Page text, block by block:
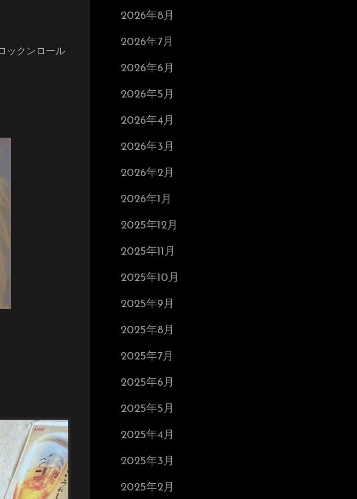
ックンロール
2026年8月
2026年7月
2026年6月
2026年5月
2026年4月
2026年3月
2026年2月
2026年1月
2025年12月
2025年11月
2025年10月
2025年9月
2025年8月
2025年7月
2025年6月
2025年5月
2025年4月
2025年3月
2025年2月